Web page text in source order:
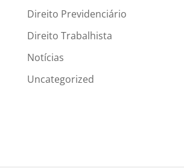
Direito Previdenciário
Direito Trabalhista
Notícias
Uncategorized